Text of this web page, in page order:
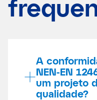
A
NEN-EN
um projeto
qualidade?